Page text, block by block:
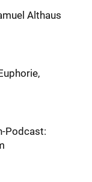
Althaus
Podcast: